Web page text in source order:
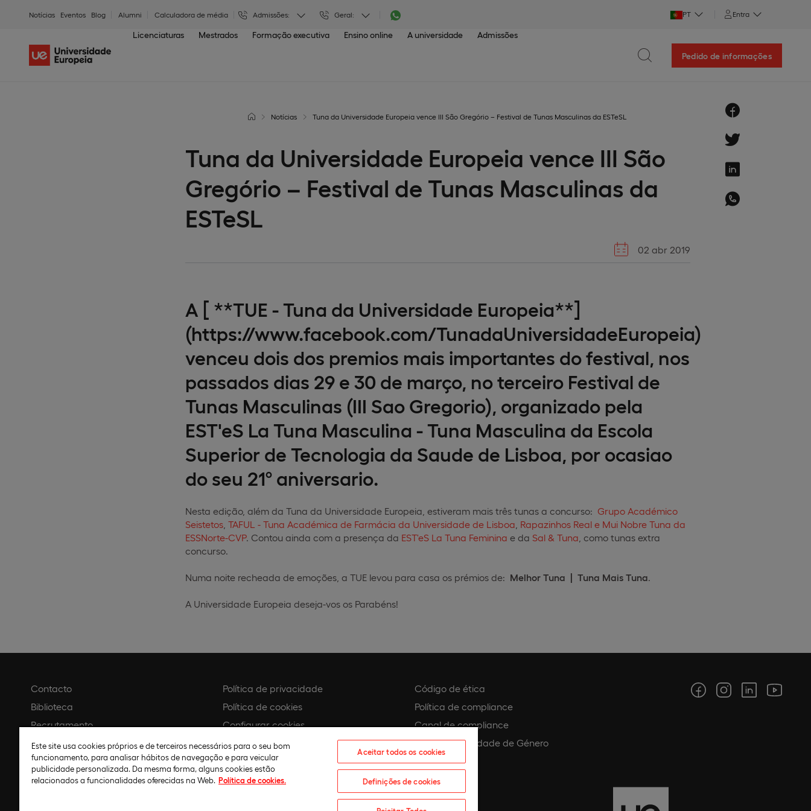
Notícias Eventos Blog Alumni Calculadora de média Admissões: Geral: PT Entra
Licenciaturas Mestrados Formação executiva Ensino online A universidade Admissões
Pedido de informações
Notícias Tuna da Universidade Europeia vence III São Gregório – Festival de Tunas Masculinas da ESTeSL
Tuna da Universidade Europeia vence III São
Gregório – Festival de Tunas Masculinas da
ESTeSL
02 abr 2019
A [ **TUE - Tuna da Universidade Europeia**]
(https://www.facebook.com/TunadaUniversidadeEuropeia)
venceu dois dos premios mais importantes do festival, nos
passados dias 29 e 30 de março, no terceiro Festival de
Tunas Masculinas (III Sao Gregorio), organizado pela
EST'eS La Tuna Masculina - Tuna Masculina da Escola
Superior de Tecnologia da Saude de Lisboa, por ocasiao
do seu 21º aniversario.
Nesta edição, além da Tuna da Universidade Europeia, estiveram mais três tunas a concurso: Grupo Académico
Seistetos, TAFUL - Tuna Académica de Farmácia da Universidade de Lisboa Rapazinhos Real e Mui Nobre Tuna da
ESSNorte-CVP. Contou ainda com a presença da EST'eS La Tuna Feminina e da Sal & Tuna , como tunas extra
concurso.
Numa noite recheada de emoções, a TUE levou para casa os prémios de: Melhor Tuna | Tuna Mais Tuna.
A Universidade Europeia deseja-vos os Parabéns!
Contacto
Biblioteca
Recrutamento
Agendar visita
Política de privacidade
Política de cookies
Configurar cookies
Aviso legal
Política de assédio
Código de ética
Política de compliance
Canal de compliance
Plano de Igualdade de Género
Este site usa cookies próprios e de terceiros necessários para o seu bom
funcionamento, para analisar hábitos de navegação e para veicular
publicidade personalizada. Da mesma forma, alguns cookies estão
relacionados a funcionalidades oferecidas na Web. Política de cookies.
Aceitar todos os cookies
Definições de cookies